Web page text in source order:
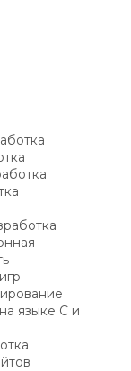
языке C и